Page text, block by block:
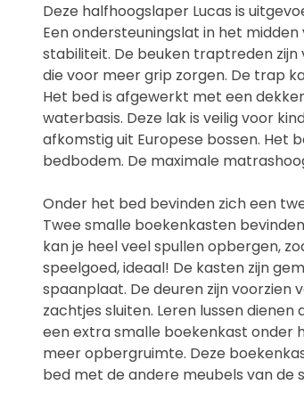
Deze halfhoogslaper Lucas is
Een ondersteuningslat in het
stabiliteit. De beuken traptreden
die voor meer grip zorgen. De trap
Het bed is afgewerkt met een
waterbasis. Deze lak is veilig voor
afkomstig uit Europese bossen. Het
bedbodem. De maximale
Onder het bed bevinden zich een
Twee smalle boekenkasten
kan je heel veel spullen opbergen,
speelgoed, ideaal! De kasten zijn
spaanplaat. De deuren zijn voorzien
zachtjes sluiten. Leren lussen
een extra smalle boekenkast onder
meer opbergruimte. Deze
bed met de andere meubels van de